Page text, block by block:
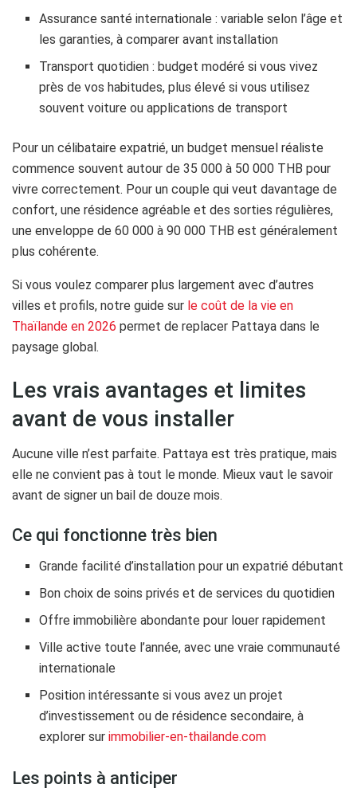
Assurance santé internationale : variable selon l’âge et
les garanties, à comparer avant installation
Transport quotidien : budget modéré si vous vivez
près de vos habitudes, plus élevé si vous utilisez
souvent voiture ou applications de transport
Pour un célibataire expatrié, un budget mensuel réaliste
commence souvent autour de 35 000 à 50 000 THB pour
vivre correctement. Pour un couple qui veut davantage de
confort, une résidence agréable et des sorties régulières,
une enveloppe de 60 000 à 90 000 THB est généralement
plus cohérente.
Si vous voulez comparer plus largement avec d’autres
villes et profils, notre guide sur le coût de la vie en
Thaïlande en 2026 permet de replacer Pattaya dans le
paysage global.
Les vrais avantages et limites
avant de vous installer
Aucune ville n’est parfaite. Pattaya est très pratique, mais
elle ne convient pas à tout le monde. Mieux vaut le savoir
avant de signer un bail de douze mois.
Ce qui fonctionne très bien
Grande facilité d’installation pour un expatrié débutant
Bon choix de soins privés et de services du quotidien
Offre immobilière abondante pour louer rapidement
Ville active toute l’année, avec une vraie communauté
internationale
Position intéressante si vous avez un projet
d’investissement ou de résidence secondaire, à
explorer surimmobilier-en-thailande.com
Les points à anticiper